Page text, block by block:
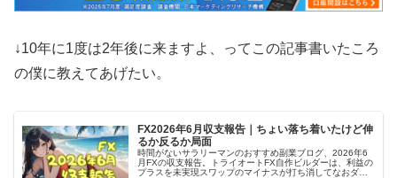
↓10年に1度は2年後に来ますよ、ってこの記事書いたころ
の僕に教えてあげたい。
FX2026年6月収支報告｜ちょい落ち着いたけど伸
るか反るか局面
時間がないサラリーマンのおすすめ副業ブログ、2026年6
月FXの収支報告。トライオートFX自作ビルダーは、利益の
プラスを未実現スワップのマイナスが打ち消してなおダメ